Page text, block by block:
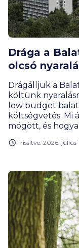
Drága a
olcsó
Drágálljuk a
költünk
low budget
költségvetés. Mi
mögött, és
kultúra? Nem
frissítve: 2026. július